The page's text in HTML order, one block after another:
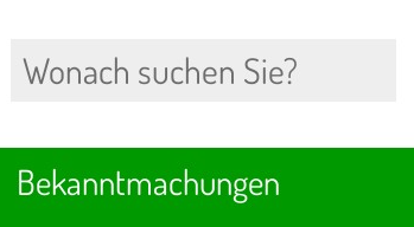
Bekanntmachungen